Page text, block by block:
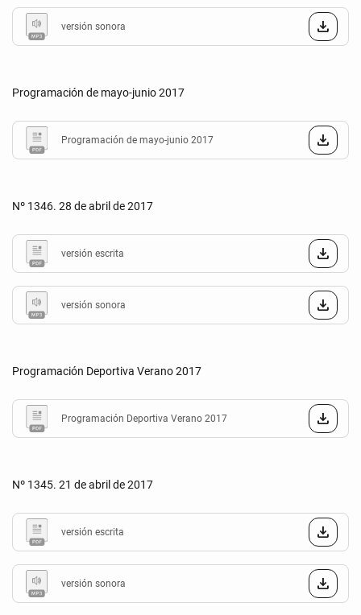
versión sonora
Programación de mayo-junio 2017
Programación de mayo-junio 2017
Nº 1346. 28 de abril de 2017
versión escrita
versión sonora
Programación Deportiva Verano 2017
Programación Deportiva Verano 2017
Nº 1345. 21 de abril de 2017
versión escrita
versión sonora